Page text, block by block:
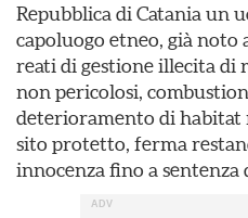
Repubblica di Catania un
capoluogo etneo, già noto
reati di gestione illecita di
non pericolosi,
deterioramento di habitat
sito protetto, ferma
innocenza fino a